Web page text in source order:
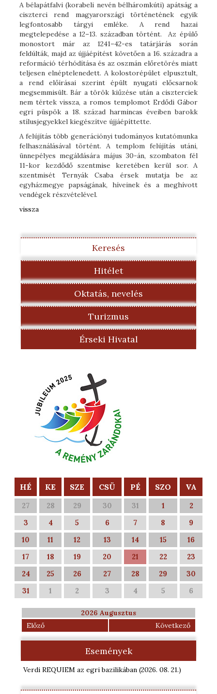
A bélapátfalvi (korabeli nevén bélháromkúti) apátság a
ciszterci rend magyarországi történetének egyik
legfontosabb tárgyi emléke. A rend hazai
megtelepedése a 12–13. században történt. Az épülő
monostort már az 1241–42-es tatárjárás során
feldúlták, majd az újjáépítést követően a 16. századra a
reformáció térhódítása és az oszmán előretörés miatt
teljesen elnéptelenedett. A kolostorépület elpusztult,
a rend előírásai szerint épült nyugati előcsarnok
megsemmisült. Bár a török kiűzése után a ciszterciek
nem tértek vissza, a romos templomot Erdődi Gábor
egri püspök a 18. század harmincas éveiben barokk
stílusjegyekkel kiegészítve újjáépíttette.
A felújítás több generációnyi tudományos kutatómunka
felhasználásával történt. A templom felújítás utáni,
ünnepélyes megáldására május 30-án, szombaton fél
11-kor kezdődő szentmise keretében kerül sor. A
szentmisét Ternyák Csaba érsek mutatja be az
egyházmegye papságának, híveinek és a meghívott
vendégek részvételével.
vissza
Keresés
Hitélet
Oktatás, nevelés
Turizmus
Érseki Hivatal
HÉ KE SZE CSÜ PÉ SZO VA
27 28 29 30 31 1
2
3
4 5 6 7 8
9
10
11 12 13 14 15
16
17
18 19 20 21 22
23
24
25 26 27 28 29
30
31
1 2 3 4 5 6
2026 Augusztus
Előző
Következő
Események
Verdi REQUIEM az egri bazilikában (2026. 08. 21.)